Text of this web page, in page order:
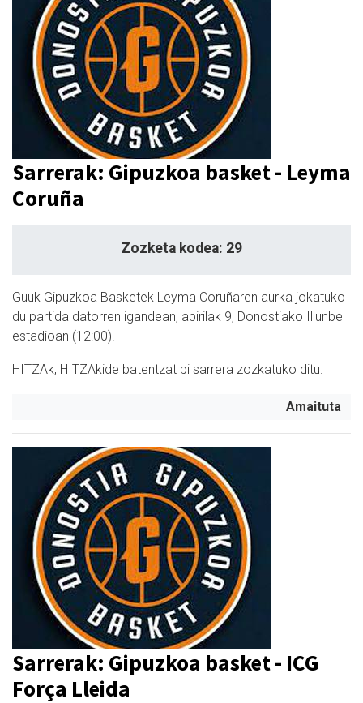
Sarrerak: Gipuzkoa basket - Leyma
Coruña
Zozketa kodea: 29
Guuk Gipuzkoa Basketek Leyma Coruñaren aurka jokatuko
du partida datorren igandean, apirilak 9, Donostiako Illunbe
estadioan (12:00).
HITZAk, HITZAkide batentzat bi sarrera zozkatuko ditu.
Amaituta
Sarrerak: Gipuzkoa basket - ICG
Força Lleida